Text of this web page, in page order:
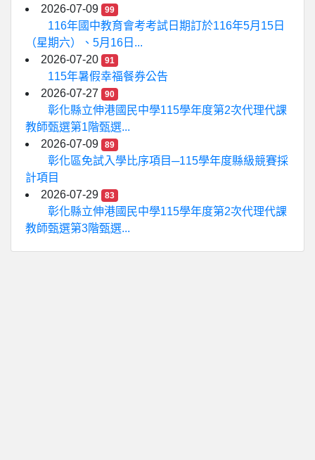
2026-07-09
99
116年國中教育會考考試日期訂於116年5月15日
（星期六）、5月16日...
2026-07-20
91
115年暑假幸福餐券公告
2026-07-27
90
彰化縣立伸港國民中學115學年度第2次代理代課
教師甄選第1階甄選...
2026-07-09
89
彰化區免試入學比序項目─115學年度縣級競賽採
計項目
2026-07-29
83
彰化縣立伸港國民中學115學年度第2次代理代課
教師甄選第3階甄選...